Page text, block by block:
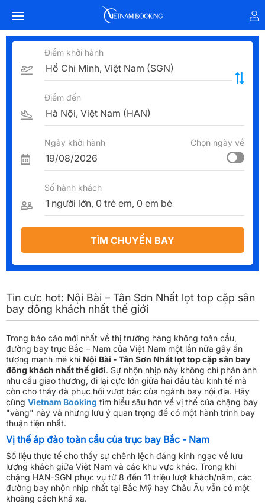
Điểm khởi hành
Điểm đến
Ngày khởi hành Chọn ngày về
Số hành khách
TÌM CHUYẾN BAY
Tin cực hot: Nội Bài – Tân Sơn Nhất lọt top cặp sân
bay đông khách nhất thế giới
Trong báo cáo mới nhất về thị trường hàng không toàn cầu,
đường bay trục Bắc – Nam của Việt Nam một lần nữa gây ấn
tượng mạnh mẽ khi Nội Bài - Tân Sơn Nhất lọt top cặp sân bay
đông khách nhất thế giới. Sự nhộn nhịp này không chỉ phản ánh
nhu cầu giao thương, đi lại cực lớn giữa hai đầu tàu kinh tế mà
còn cho thấy đà phục hồi vượt bậc của ngành bay nội địa. Hãy
cùng Vietnam Booking tìm hiểu sâu hơn về vị thế của chặng bay
"vàng" này và những lưu ý quan trọng để có một hành trình bay
thuận tiện nhất.
Vị thế áp đảo toàn cầu của trục bay Bắc - Nam
Số liệu thực tế cho thấy sự chênh lệch đáng kinh ngạc về lưu
lượng khách giữa Việt Nam và các khu vực khác. Trong khi
chặng HAN-SGN phục vụ từ 8 đến 11 triệu lượt khách/năm, các
đường bay nhộn nhịp nhất tại Bắc Mỹ hay Châu Âu vẫn có một
khoảng cách khá xa.